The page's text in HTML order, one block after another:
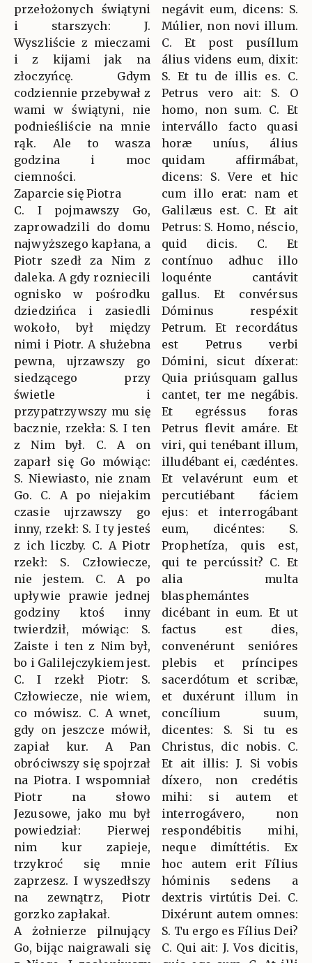
przełożonych świątyni
i starszych: J.
Wyszliście z mieczami
i z kijami jak na
złoczyńcę. Gdym
codziennie przebywał z
wami w świątyni, nie
podnieśliście na mnie
rąk. Ale to wasza
godzina i moc
ciemności.
Zaparcie się Piotra
C. I pojmawszy Go,
zaprowadzili do domu
najwyższego kapłana, a
Piotr szedł za Nim z
daleka. A gdy rozniecili
ognisko w pośrodku
dziedzińca i zasiedli
wokoło, był między
nimi i Piotr. A służebna
pewna, ujrzawszy go
siedzącego przy
świetle i
przypatrzywszy mu się
bacznie, rzekła: S. I ten
z Nim był. C. A on
zaparł się Go mówiąc:
S. Niewiasto, nie znam
Go. C. A po niejakim
czasie ujrzawszy go
inny, rzekł: S. I ty jesteś
z ich liczby. C. A Piotr
rzekł: S. Człowiecze,
nie jestem. C. A po
upływie prawie jednej
godziny ktoś inny
twierdził, mówiąc: S.
Zaiste i ten z Nim był,
bo i Galilejczykiem jest.
C. I rzekł Piotr: S.
Człowiecze, nie wiem,
co mówisz. C. A wnet,
gdy on jeszcze mówił,
zapiał kur. A Pan
obróciwszy się spojrzał
na Piotra. I wspomniał
Piotr na słowo
Jezusowe, jako mu był
powiedział: Pierwej
nim kur zapieje,
trzykroć się mnie
zaprzesz. I wyszedłszy
na zewnątrz, Piotr
gorzko zapłakał.
A żołnierze pilnujący
Go, bijąc naigrawali się
negávit eum, dicens: S.
Múlier, non novi illum.
C. Et post pusíllum
álius videns eum, dixit:
S. Et tu de illis es. C.
Petrus vero ait: S. O
homo, non sum. C. Et
intervállo facto quasi
horæ uníus, álius
quidam affirmábat,
dicens: S. Vere et hic
cum illo erat: nam et
Galilæus est. C. Et ait
Petrus: S. Homo, néscio,
quid dicis. C. Et
contínuo adhuc illo
loquénte cantávit
gallus. Et convérsus
Dóminus respéxit
Petrum. Et recordátus
est Petrus verbi
Dómini, sicut díxerat:
Quia priúsquam gallus
cantet, ter me negábis.
Et egréssus foras
Petrus flevit amáre. Et
viri, qui tenébant illum,
illudébant ei, cædéntes.
Et velavérunt eum et
percutiébant fáciem
ejus: et interrogábant
eum, dicéntes: S.
Prophetíza, quis est,
qui te percússit? C. Et
alia multa
blasphemántes
dicébant in eum. Et ut
factus est dies,
convenérunt senióres
plebis et príncipes
sacerdótum et scribæ,
et duxérunt illum in
concílium suum,
dicentes: S. Si tu es
Christus, dic nobis. C.
Et ait illis: J. Si vobis
díxero, non credétis
mihi: si autem et
interrogávero, non
respondébitis mihi,
neque dimíttétis. Ex
hoc autem erit Fílius
hóminis sedens a
dextris virtútis Dei. C.
Dixérunt autem omnes:
S. Tu ergo es Fílius Dei?
C. Qui ait: J. Vos dicitis,